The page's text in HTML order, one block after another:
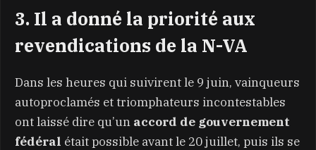
3. Il a donné la priorité aux
revendications de la N-VA
Dans les heures qui suivirent le 9 juin, vainqueurs
autoproclamés et triomphateurs incontestables
ont laissé dire qu’un accord de gouvernement
fédéral était possible avant le 20 juillet, puis ils se